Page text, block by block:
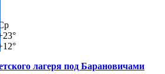
23°
12°
лагеря под Барановичами